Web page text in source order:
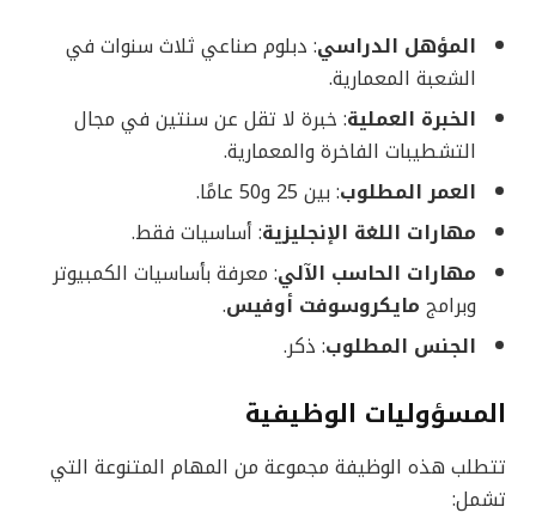
المؤهل الدراسي: دبلوم صناعي ثلاث سنوات في
الشعبة المعمارية.
الخبرة العملية: خبرة لا تقل عن سنتين في مجال
التشطيبات الفاخرة والمعمارية.
العمر المطلوب: بين 25 و50 عامًا.
مهارات اللغة الإنجليزية: أساسيات فقط.
مهارات الحاسب الآلي: معرفة بأساسيات الكمبيوتر
وبرامج مايكروسوفت أوفيس.
الجنس المطلوب: ذكر.
المسؤوليات الوظيفية
تتطلب هذه الوظيفة مجموعة من المهام المتنوعة التي
تشمل: